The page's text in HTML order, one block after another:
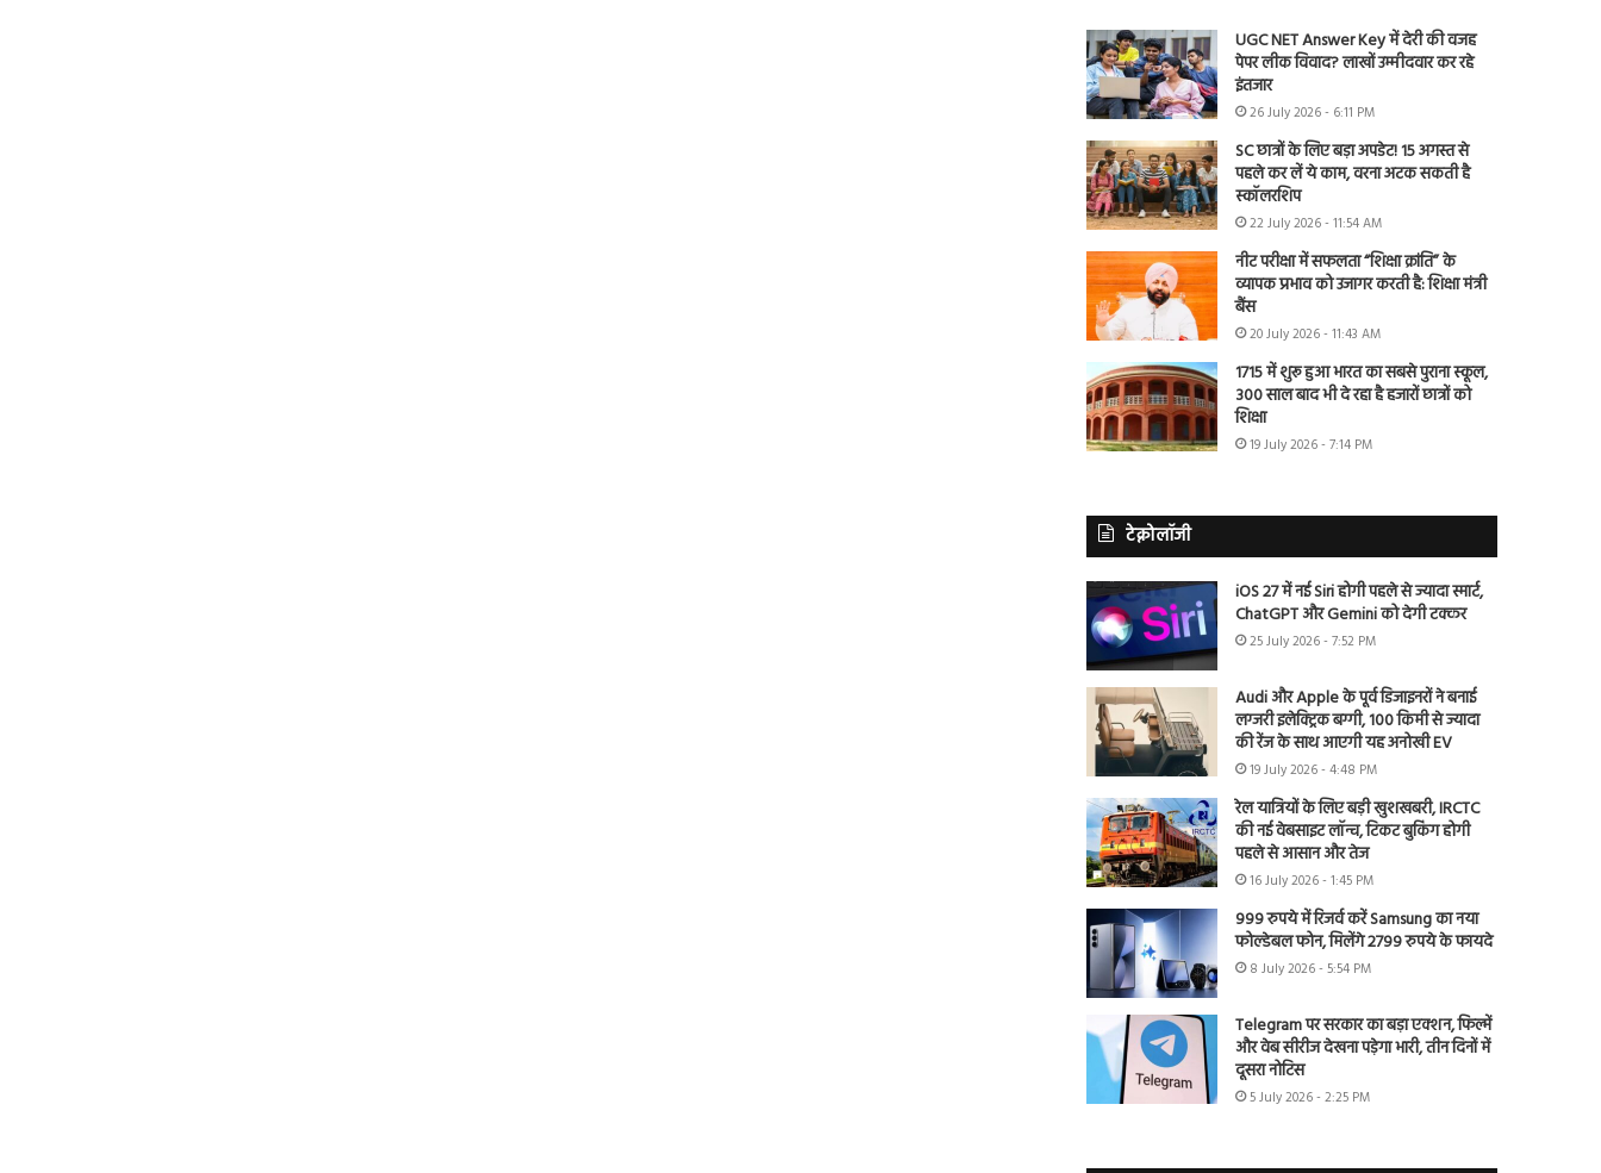
UGC NET Answer Key में देरी की वजह
पेपर लीक विवाद? लाखों उम्मीदवार कर रहे
इंतजार
26 July 2026 - 6:11 PM
SC छात्रों के लिए बड़ा अपडेट! 15 अगस्त से
पहले कर लें ये काम, वरना अटक सकती है
स्कॉलरशिप
22 July 2026 - 11:54 AM
नीट परीक्षा में सफलता “शिक्षा क्रांति” के
व्यापक प्रभाव को उजागर करती है: शिक्षा मंत्री
बैंस
20 July 2026 - 11:43 AM
1715 में शुरू हुआ भारत का सबसे पुराना स्कूल,
300 साल बाद भी दे रहा है हजारों छात्रों को
शिक्षा
19 July 2026 - 7:14 PM
टेक्नोलॉजी
iOS 27 में नई Siri होगी पहले से ज्यादा स्मार्ट,
ChatGPT और Gemini को देगी टक्कर
25 July 2026 - 7:52 PM
Audi और Apple के पूर्व डिजाइनरों ने बनाई
लग्जरी इलेक्ट्रिक बग्गी, 100 किमी से ज्यादा
की रेंज के साथ आएगी यह अनोखी EV
19 July 2026 - 4:48 PM
रेल यात्रियों के लिए बड़ी खुशखबरी, IRCTC
की नई वेबसाइट लॉन्च, टिकट बुकिंग होगी
पहले से आसान और तेज
16 July 2026 - 1:45 PM
999 रुपये में रिजर्व करें Samsung का नया
फोल्डेबल फोन, मिलेंगे 2799 रुपये के फायदे
8 July 2026 - 5:54 PM
Telegram पर सरकार का बड़ा एक्शन, फिल्में
और वेब सीरीज देखना पड़ेगा भारी, तीन दिनों में
दूसरा नोटिस
5 July 2026 - 2:25 PM